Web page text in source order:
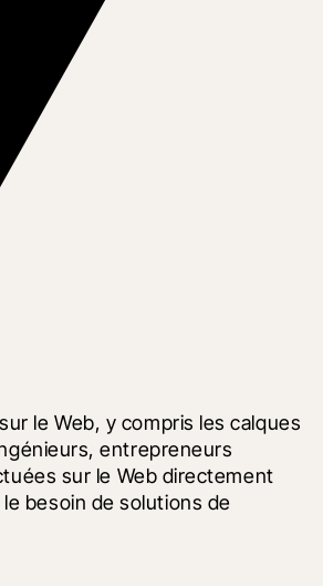
le Web, y compris les calques
entrepreneurs
sur le Web directement
besoin de solutions de